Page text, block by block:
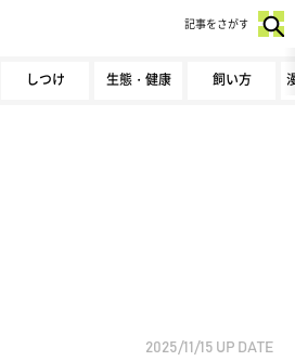
しつけ 生態・健康 飼い方
記事をさがす
2025/11/15 UP DATE